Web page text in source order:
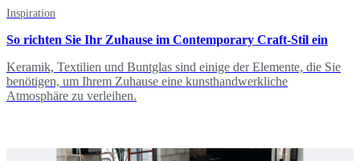
Inspiration
So richten Sie Ihr Zuhause im Contemporary Craft-Stil ein
Keramik, Textilien und Buntglas sind einige der Elemente, die Sie
benötigen, um Ihrem Zuhause eine kunsthandwerkliche
Atmosphäre zu verleihen.